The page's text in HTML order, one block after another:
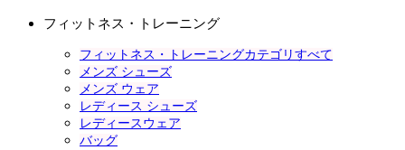
フィットネス・トレーニング
フィットネス・トレーニングカテゴリすべて
メンズ シューズ
メンズ ウェア
レディース シューズ
レディースウェア
バッグ